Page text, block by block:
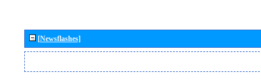
[Newsflashes]